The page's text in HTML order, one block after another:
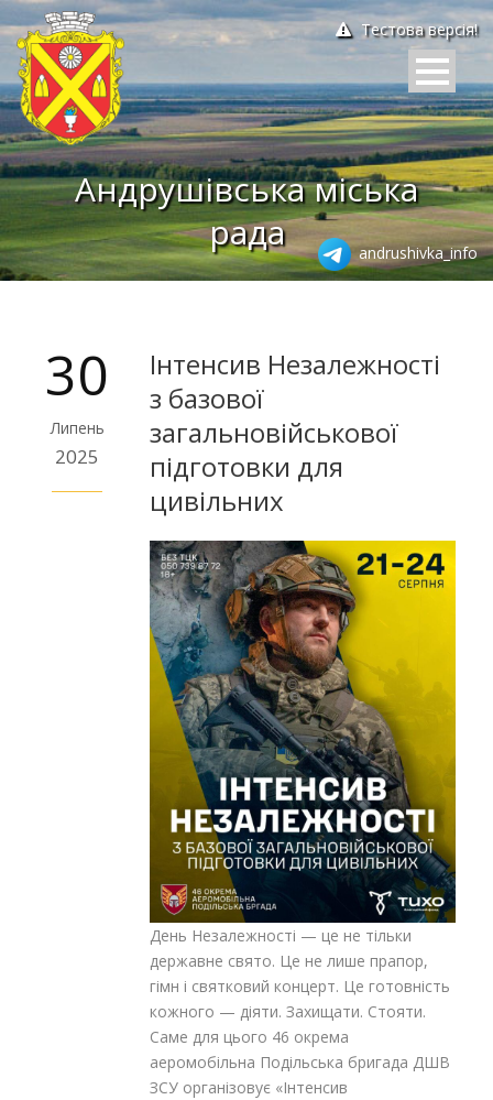
Тестова версія!
Андрушівська міська
рада
andrushivka_info
30
Липень
2025
Інтенсив Незалежності
з базової
загальновійськової
підготовки для
цивільних
День Незалежності — це не тільки
державне свято. Це не лише прапор,
гімн і святковий концерт. Це готовність
кожного — діяти. Захищати. Стояти.
Саме для цього 46 окрема
аеромобільна Подільська бригада ДШВ
ЗСУ організовує «Інтенсив